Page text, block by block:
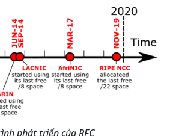
phát triển của RFC